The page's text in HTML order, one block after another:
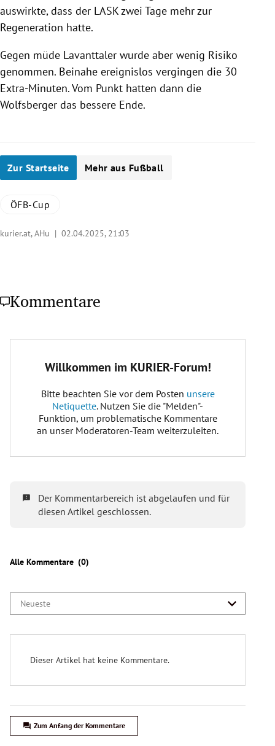
auswirkte, dass der LASK zwei Tage mehr zur
Regeneration hatte.
Gegen müde Lavanttaler wurde aber wenig Risiko
genommen. Beinahe ereignislos vergingen die 30
Extra-Minuten. Vom Punkt hatten dann die
Wolfsberger das bessere Ende.
Zur Startseite Mehr aus Fußball
ÖFB-Cup
kurier.at, AHu | 02.04.2025, 21:03
Kommentare